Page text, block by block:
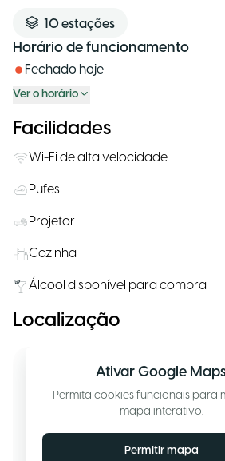
10estações
Horário de funcionamento
Fechado hoje
Ver o horário
Facilidades
Wi-Fi de alta velocidade
Pufes
Projetor
Cozinha
Álcool disponível para compra
Localização
Ativar Google
Permita cookies funcionais para
mapa interativo.
Permitir mapa